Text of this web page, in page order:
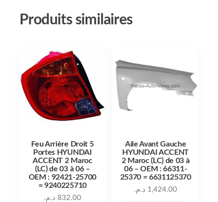
Produits similaires
Feu Arrière Droit 5
Portes HYUNDAI
ACCENT 2 Maroc
(LC) de 03 à 06 –
OEM : 92421-25700
= 9240225710
832.00 د.م.
Aile Avant Gauche
HYUNDAI ACCENT
2 Maroc (LC) de 03 à
06 – OEM : 66311-
25370 = 6631125370
1,424.00 د.م.